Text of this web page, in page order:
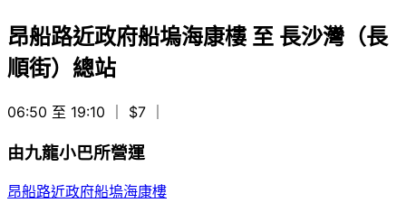
昂船路近政府船塢海康樓 至 長沙灣（長
順街）總站
06:50 至 19:10 ｜ $7
由九龍小巴所營運
昂船路近政府船塢海康樓